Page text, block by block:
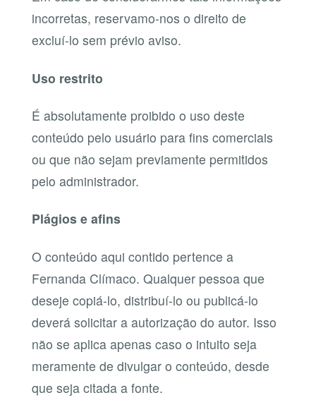
incorretas, reservamo-nos o direito de
excluí-lo sem prévio aviso.
Uso restrito
É absolutamente proibido o uso deste
conteúdo pelo usuário para fins comerciais
ou que não sejam previamente permitidos
pelo administrador.
Plágios e afins
O conteúdo aqui contido pertence a
Fernanda Clímaco. Qualquer pessoa que
deseje copiá-lo, distribuí-lo ou publicá-lo
deverá solicitar a autorização do autor. Isso
não se aplica apenas caso o intuito seja
meramente de divulgar o conteúdo, desde
que seja citada a fonte.